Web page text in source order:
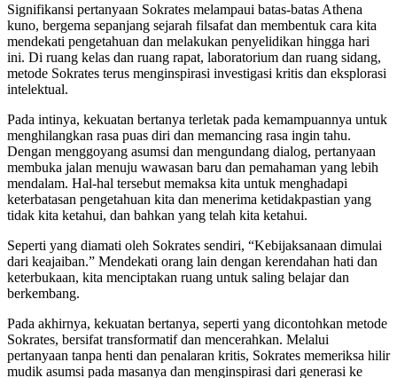
Signifikansi pertanyaan Sokrates melampaui batas-batas Athena
kuno, bergema sepanjang sejarah filsafat dan membentuk cara kita
mendekati pengetahuan dan melakukan penyelidikan hingga hari
ini. Di ruang kelas dan ruang rapat, laboratorium dan ruang sidang,
metode Sokrates terus menginspirasi investigasi kritis dan eksplorasi
intelektual.
Pada intinya, kekuatan bertanya terletak pada kemampuannya untuk
menghilangkan rasa puas diri dan memancing rasa ingin tahu.
Dengan menggoyang asumsi dan mengundang dialog, pertanyaan
membuka jalan menuju wawasan baru dan pemahaman yang lebih
mendalam. Hal-hal tersebut memaksa kita untuk menghadapi
keterbatasan pengetahuan kita dan menerima ketidakpastian yang
tidak kita ketahui, dan bahkan yang telah kita ketahui.
Seperti yang diamati oleh Sokrates sendiri, “Kebijaksanaan dimulai
dari keajaiban.” Mendekati orang lain dengan kerendahan hati dan
keterbukaan, kita menciptakan ruang untuk saling belajar dan
berkembang.
Pada akhirnya, kekuatan bertanya, seperti yang dicontohkan metode
Sokrates, bersifat transformatif dan mencerahkan. Melalui
pertanyaan tanpa henti dan penalaran kritis, Sokrates memeriksa hilir
mudik asumsi pada masanya dan menginspirasi dari generasi ke